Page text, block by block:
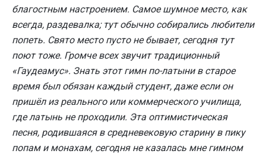
благостным настроением. Самое шумное место, как
всегда, раздевалка; тут обычно собирались любители
попеть. Свято место пусто не бывает, сегодня тут
поют тоже. Громче всех звучит традиционный
«Гаудеамус». Знать этот гимн по-латыни в старое
время был обязан каждый студент, даже если он
пришёл из реального или коммерческого училища,
где латынь не проходили. Эта оптимистическая
песня, родившаяся в средневековую старину в пику
попам и монахам, сегодня не казалась мне гимном